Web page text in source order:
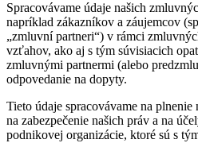
Spracovávame údaje našich
napríklad zákazníkov a záujemcov
„zmluvní partneri“) v rámci
vzťahov, ako aj s tým súvisiacich
zmluvnými partnermi (alebo
odpovedanie na dopyty.
Tieto údaje spracovávame na
na zabezpečenie našich práv a na
podnikovej organizácie, ktoré sú s